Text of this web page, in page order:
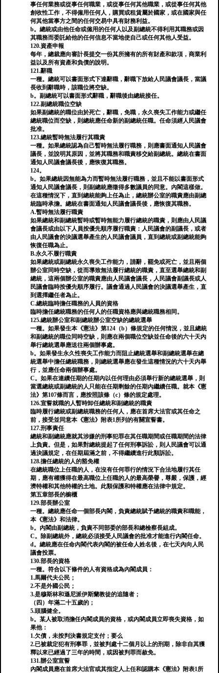
事任何業務或從事任何職業，或從事任何其他職業，或從事任何其他
創收性工作，不得僱用任何人，購買或租賃屬於國家，或在國家與任
何其他當事方之間的任何交易中具有財務利益。
b。總統或由他任命或僱用的任何人以及副總統不得利用其職務或因
其職務而委託給他的任何信息不當地使自己或任何其他人受益。
120.資產申報
每年，總裁應向審計長提交一份其所擁有的所有財產和款項，商業利
益以及所有資產和負債的說明。
121.辭職
一種。總統可以書面形式下達辭職，辭職下放給人民議會議長，當議
長收到辭職時，該職位將空缺。
b。副總統可以書面形式辭職，辭職後由總統接任。
122.副總統職位空缺
如果副總統的職位由於死亡，辭職，免職，永久喪失工作能力或繼任
總統職位而空缺，則總統應任命新的副總統任職。任命須經人民議會
批准。
123.總統暫時無法履行其職責
一種。如果總統認為自己暫時無法履行職務，則應書面通知人民議會
議長，並說明其原因，並將其職務和職責移交給副總統。總統在書面
通知人民議會議長後，應恢復其職務。
124。
b。如果總統因無能為力而暫時無法履行職務，並且不能以書面形式
通知人民議會議長，則副總統應徵得多數議員的同意。內閣這樣做。
在這種情況下，直到總統能夠上任為止，總統辦公室的職責應由副總
統臨時承擔。總統在書面通知人民議會議長後，應恢復其職務。
A.暫時無法履行職責
如果總統和副總統暫時或暫時無能力履行總統的職責，則應由人民議
會議長或由以下人員按優先順序履行職責：人民議會的副議長，或者
由人民議會的決議選舉產生的人民議會議員，直到總統或副總統能夠
恢復任職為止。
B.永久不履行職責
如果總統或副總統永久喪失工作能力，請辭，罷免或死亡，並且兩個
辦公室同時空缺，從而導致無法履行總統的職責，直至選舉總統和副
總統，這兩個辦公室的職責應由人民議會議長，人民議會副議長或人
民議會臨時按優先順序履行。議會通過人民議會的決議選舉產生，直
到選擇繼任者為止。
C.總統臨時擔任職務的人員的資格
臨時擔任總統職務的任何人的任職資格應與總統職務相同。
125.總統辦公室和副總統辦公室空缺的總統選舉
一種。如果發生本《憲法》第124（b）條規定的任何情況，並且總統
和副總統的職位同時空缺，則應在兩個職位空缺並任命後的六十天內
舉行總統選舉應送往兩個辦事處。
b。如果發生永久性喪失工作能力而阻止總統選舉和副總統選舉在總
統選舉中擔任總統職務，則總統選舉應在發生這種情況的六十天內舉
行，並應任命兩個辦事處。
C。如果在連續任期的任期內以任何理由必須舉行新的總統選舉，則
當選總統或副總統的人只能在任期剩餘的任期內繼續任職。就本《憲
法》第107條而言，應按照該條（c）條的規定處理。
126.宣誓就職的人暫時卸任總統和副總統的職責
臨時履行總統或副總統職務的任何人，應在首席大法官或其任命之
前，接受並同意本《憲法》附表1所列的有關宣誓書。
127.刑事責任
總統和副總統應就其涉嫌的刑事犯罪在其任職期間或任職期間的法律
上負責。但是，如果對總統提起了任何刑事訴訟，則人民議會可以通
過決議規定，在任期屆滿之前，不得繼續進行此類訴訟。
128.擔任總統的人的豁免權
在總統職位上任職的人，在沒有任何罪行的情況下合法地履行其任
期，應有權獲得在最高職位上任職的人的最高榮譽，尊嚴，保護，經
濟特權和其他特權的土地。此類保護和特權應在法律中規定。
第五章部長的櫥櫃
129.部長辦公室
一種。總統應任命一個部長內閣，負責總統賦予總統的職責和職能，
本《憲法》和法律。
b。內閣由副總統，負責不同部委的部長和總檢察長組成。
C。除副總統外，總統必須接受人民議會的批准才能進行內閣任命。
d。總統應在任命內閣代表內閣的被任命人姓名後，在七天內向人民
議會投票。
130.部長的資格
一種。符合以下條件的人有資格成為內閣成員：
1.馬爾代夫公民；
2.不是外國公民；
3.是穆斯林和遜尼派伊斯蘭教徒的追隨者；
（四）年滿二十五歲的；
5.頭腦健全。
b。某人被取消擔任內閣成員的資格，或內閣成員立即喪失資格，如
果他：
1.欠債，未按判決書規定支付；要么
2.已被裁定犯有刑事罪，並被判處十二個月以上的刑期，除非自其獲
釋以來已經過了三年的時間，或因被判罪而赦免。
131.辦公室宣誓
內閣成員應在首席大法官或其指定人上任和認購本《憲法》附表1所